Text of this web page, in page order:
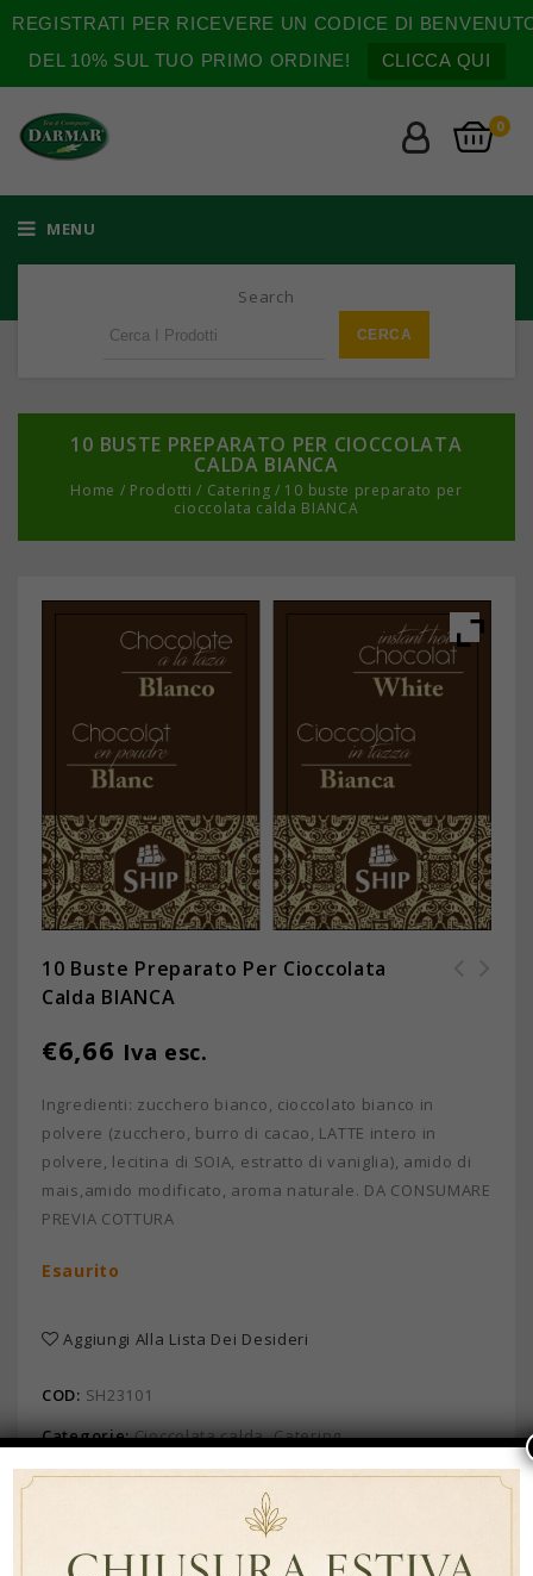
REGISTRATI PER RICEVERE UN CODICE DI
DEL 10% SUL TUO PRIMO ORDINE!
CLICCA QUI
0
MENU
Search
10 BUSTE PREPARATO PER CIOCCOLATA
CALDA BIANCA
Home / Prodotti / Catering / 10 buste preparato per
cioccolata calda BIANCA
10 Buste Preparato Per Cioccolata
Calda BIANCA
€6,66 Iva esc.
Ingredienti: zucchero bianco, cioccolato bianco in
polvere (zucchero, burro di cacao, LATTE intero in
polvere, lecitina di SOIA, estratto di vaniglia), amido di
mais,amido modificato, aroma naturale. DA CONSUMARE
PREVIA COTTURA
Esaurito
Aggiungi Alla Lista Dei Desideri
COD: SH23101
Categorie:Cioccolata calda,Catering
Brand:Ship